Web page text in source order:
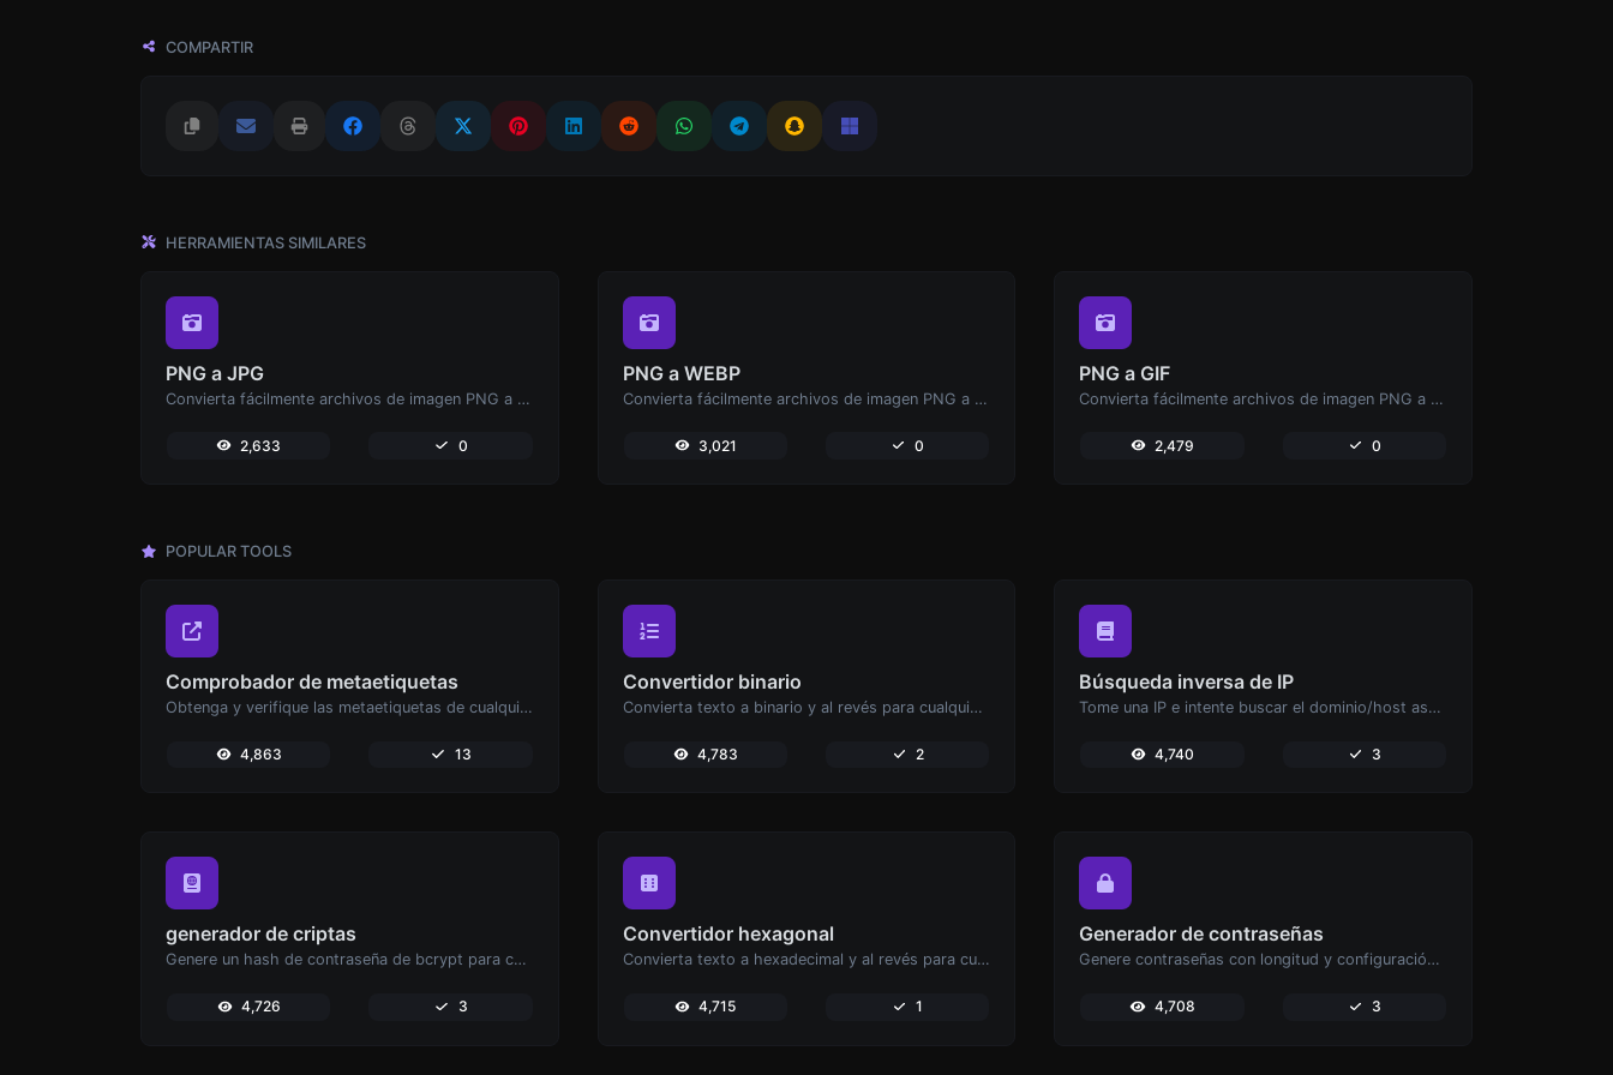
COMPARTIR
HERRAMIENTAS SIMILARES
PNG a JPG
Convierta fácilmente archivos de imagen PNG a JPG.
2,633 0
PNG a WEBP
Convierta fácilmente archivos de imagen PNG a WEBP.
3,021 0
PNG a GIF
Convierta fácilmente archivos de imagen PNG a GIF.
2,479 0
POPULAR TOOLS
Comprobador de metaetiquetas
Obtenga y verifique las metaetiquetas de cualquier sitio web.
4,863 13
Convertidor binario
Convierta texto a binario y al revés para cualquier entrada de cadena.
4,783 2
Búsqueda inversa de IP
Tome una IP e intente buscar el dominio/host asociado a ella.
4,740 3
generador de criptas
Genere un hash de contraseña de bcrypt para cualquier entrada de cadena.
4,726 3
Convertidor hexagonal
Convierta texto a hexadecimal y al revés para cualquier entrada de cadena.
4,715 1
Generador de contraseñas
Genere contraseñas con longitud y configuración personalizadas.
4,708 3